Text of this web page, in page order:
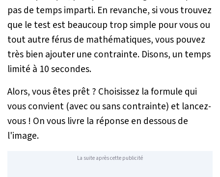
pas de temps imparti. En revanche, si vous trouvez
que le test est beaucoup trop simple pour vous ou
tout autre férus de mathématiques, vous pouvez
très bien ajouter une contrainte. Disons, un temps
limité à 10 secondes.
Alors, vous êtes prêt ? Choisissez la formule qui
vous convient (avec ou sans contrainte) et lancez-
vous ! On vous livre la réponse en dessous de
l'image.
La suite après cette publicité